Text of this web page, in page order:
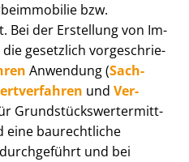
bzw.
Bei der Erstellung von Im­
gesetzlich vor­ge­schrie­
Anwendung (Sach­
und Ver­
Grund­stücks­wert­ermitt­
eine baurechtliche
und bei